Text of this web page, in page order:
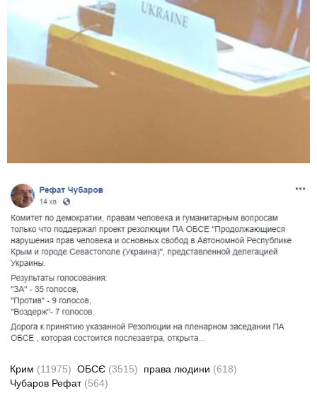
Крим (11975) ОБСЄ (3515) права людини (618)
Чубаров Рефат (564)